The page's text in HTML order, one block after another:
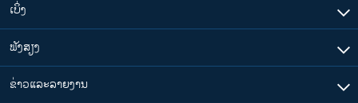
ເບິ່ງ
ຟັງສຽງ
ຂ່າວແລະລາຍງານ